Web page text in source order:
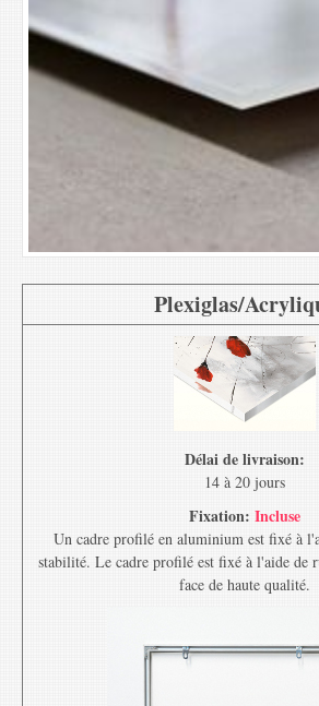
Plexiglas/
Délai de livraison:
14 à 20 jours
Fixation: Incluse
Un cadre profilé en aluminium est fixé à
stabilité. Le cadre profilé est fixé à l'aide de
face de haute qualité.